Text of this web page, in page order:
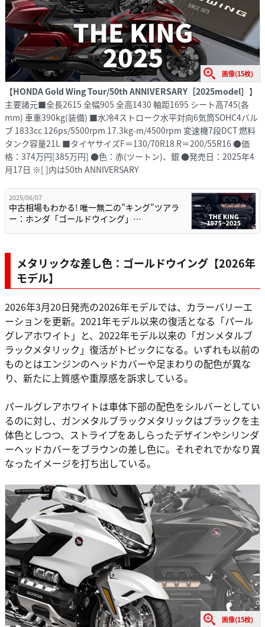
画像(15枚)
【HONDA Gold Wing Tour/50th ANNIVERSARY［2025model］】
主要諸元■全長2615 全幅905 全高1430 軸距1695 シート高745(各
mm) 車重390kg(装備) ■水冷4ストローク水平対向6気筒SOHC4バル
ブ 1833cc 126ps/5500rpm 17.3kg-m/4500rpm 変速機7段DCT 燃料
タンク容量21L ■タイヤサイズF＝130/70R18 R＝200/55R16 ●価
格：374万円[385万円] ●色：赤(ツートン)、銀 ●発売日：2025年4
月17日 ※[ ]内は50th ANNIVERSARY
2025/06/07
中古相場もわかる! 唯一無二の”キング”ツアラ
ー：ホンダ「ゴールドウイング」…
メタリックな差し色：ゴールドウイング【2026年
モデル】
2026年3月20日発売の2026年モデルでは、カラーバリーエ
ーションを更新。2021年モデル以来の復活となる「パール
グレアホワイト」と、2022年モデル以来の「ガンメタルブ
ラックメタリック」復活がトピックになる。いずれも以前の
ものとはエンジンのヘッドカバーや足まわりの配色が異な
り、新たに上質感や重厚感を訴求している。
パールグレアホワイトは車体下部の配色をシルバーとしてい
るのに対し、ガンメタルブラックメタリックはブラックを主
体色としつつ、ストライプをあしらったデザインやシリンダ
ーヘッドカバーをブラウンの差し色に。それぞれでかなり異
なったイメージを打ち出している。
画像(15枚)